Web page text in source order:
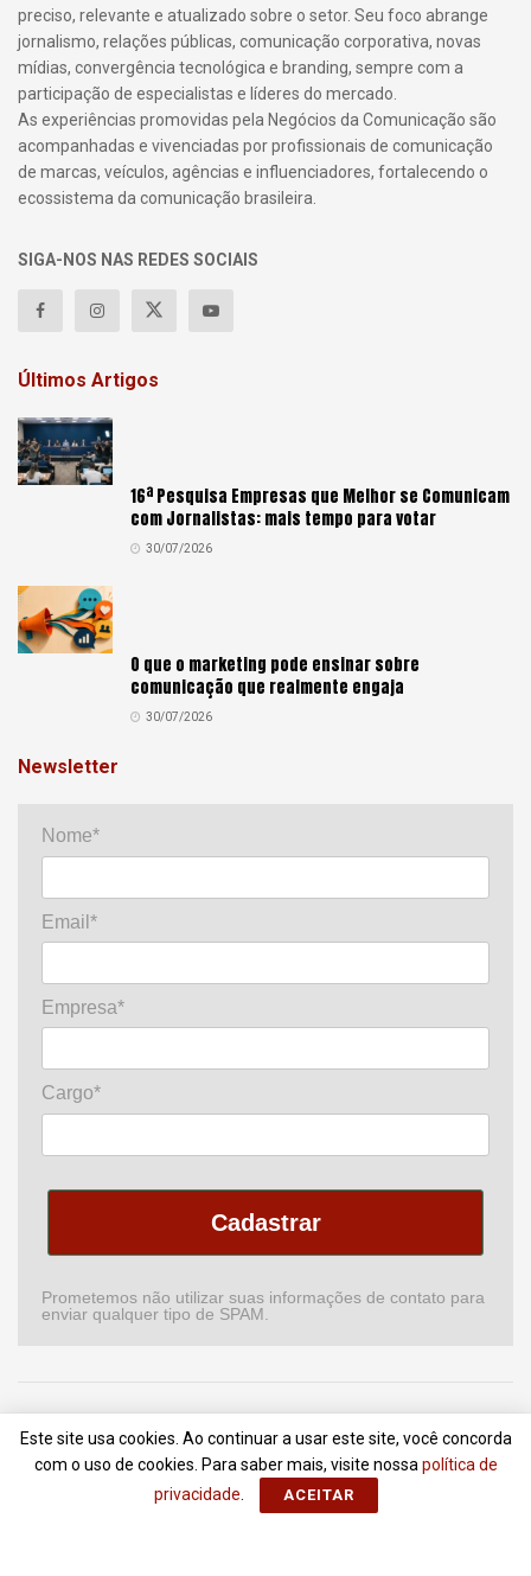
preciso, relevante e atualizado sobre o setor. Seu foco abrange
jornalismo, relações públicas, comunicação corporativa, novas
mídias, convergência tecnológica e branding, sempre com a
participação de especialistas e líderes do mercado.
As experiências promovidas pela Negócios da Comunicação são
acompanhadas e vivenciadas por profissionais de comunicação
de marcas, veículos, agências e influenciadores, fortalecendo o
ecossistema da comunicação brasileira.
SIGA-NOS NAS REDES SOCIAIS
Últimos Artigos
16ª Pesquisa Empresas que Melhor se Comunicam
com Jornalistas: mais tempo para votar
30/07/2026
O que o marketing pode ensinar sobre
comunicação que realmente engaja
30/07/2026
Newsletter
Nome*
Email*
Empresa*
Cargo*
Cadastrar
Prometemos não utilizar suas informações de contato para
enviar qualquer tipo de SPAM.
Home Podcast Revista Comitê de CI
Newsletter
Anuncie
Contato Termos de Uso
Portal da Comunicação
Este site usa cookies. Ao continuar a usar este site, você concorda
com o uso de cookies. Para saber mais, visite nossa política de
privacidade
ACEITAR